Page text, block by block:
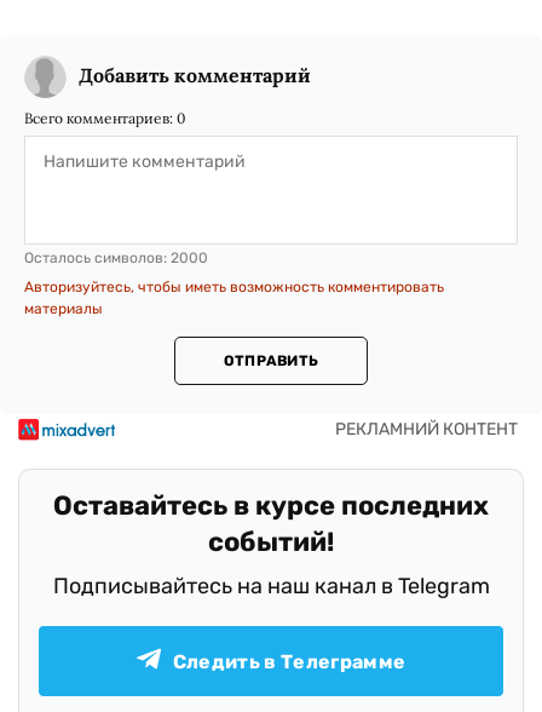
Добавить комментарий
Всего комментариев: 0
Осталось символов: 2000
Авторизуйтесь, чтобы иметь возможность комментировать
материалы
ОТПРАВИТЬ
Оставайтесь в курсе последних
событий!
Подписывайтесь на наш канал в Telegram
Следить в Телеграмме